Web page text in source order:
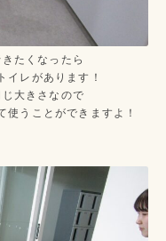
たくなったら
イレがあります！
大きさなので
うことができますよ！